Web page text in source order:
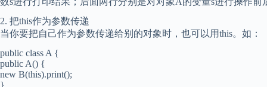
2. 把this作为参数传递
当你要把自己作为参数传递给别的对象时，也可以用this。如：
public class A {
public A() {
new B(this).print();